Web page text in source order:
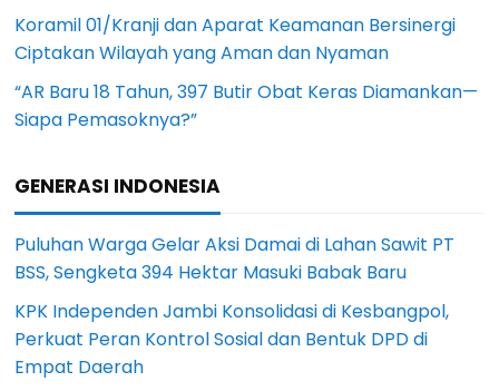
Koramil 01/Kranji dan Aparat Keamanan Bersinergi
Ciptakan Wilayah yang Aman dan Nyaman
“AR Baru 18 Tahun, 397 Butir Obat Keras Diamankan—
Siapa Pemasoknya?”
GENERASI INDONESIA
Puluhan Warga Gelar Aksi Damai di Lahan Sawit PT
BSS, Sengketa 394 Hektar Masuki Babak Baru
KPK Independen Jambi Konsolidasi di Kesbangpol,
Perkuat Peran Kontrol Sosial dan Bentuk DPD di
Empat Daerah